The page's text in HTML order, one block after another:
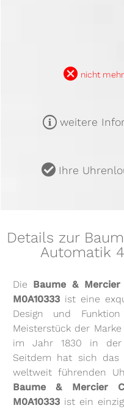
B nicht
m weitere
u Ihre
Details zur
Automatik
Die Baume &
M0A10333 ist eine
Design und
Meisterstück der
im Jahr 1830 in der
Seitdem hat sich das
Baume & Mercier
M0A10333 ist ein